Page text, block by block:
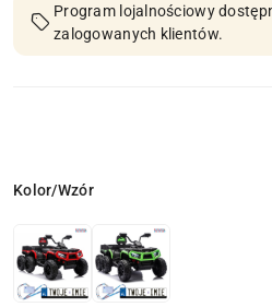
Program lojalnościowy
zalogowanych klientów.
Wariant
Kolor/Wzór